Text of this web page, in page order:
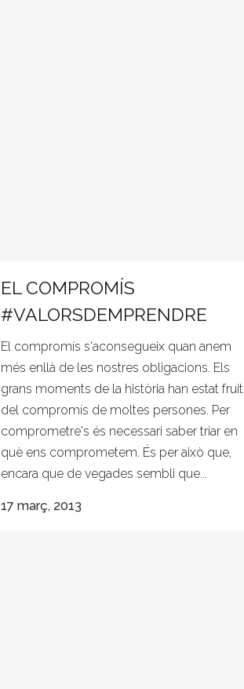
EL COMPROMÍS
#VALORSDEMPRENDRE
El compromís s'aconsegueix quan anem
més enllà de les nostres obligacions. Els
grans moments de la història han estat fruit
del compromís de moltes persones. Per
comprometre's és necessari saber triar en
què ens comprometem. És per això que,
encara que de vegades sembli que...
17 març, 2013